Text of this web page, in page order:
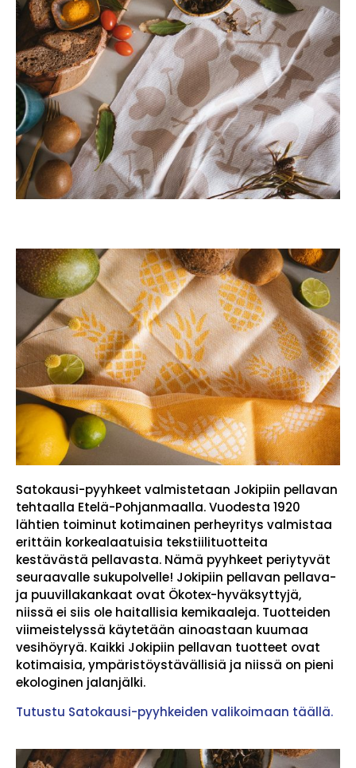
Satokausi-pyyhkeet valmistetaan Jokipiin pellavan
tehtaalla Etelä-Pohjanmaalla. Vuodesta 1920
lähtien toiminut kotimainen perheyritys valmistaa
erittäin korkealaatuisia tekstiilituotteita
kestävästä pellavasta. Nämä pyyhkeet periytyvät
seuraavalle sukupolvelle! Jokipiin pellavan pellava-
ja puuvillakankaat ovat Ökotex-hyväksyttyjä,
niissä ei siis ole haitallisia kemikaaleja. Tuotteiden
viimeistelyssä käytetään ainoastaan kuumaa
vesihöyryä. Kaikki Jokipiin pellavan tuotteet ovat
kotimaisia, ympäristöystävällisiä ja niissä on pieni
ekologinen jalanjälki.
Tutustu Satokausi-pyyhkeiden valikoimaan täällä.